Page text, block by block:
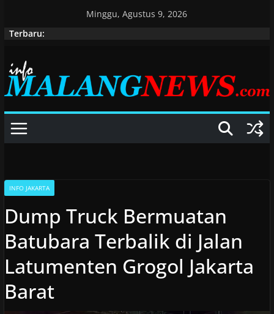
Minggu, Agustus 9, 2026
Terbaru:
INFO JAKARTA
Dump Truck Bermuatan
Batubara Terbalik di Jalan
Latumenten Grogol Jakarta
Barat